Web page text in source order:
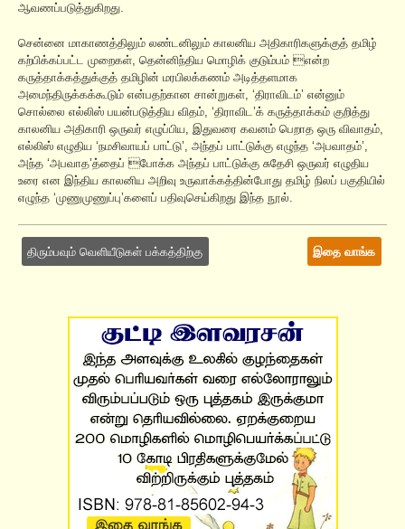
ஆவணப்படுத்துகிறது.
சென்னை மாகாணத்திலும் லண்டனிலும் காலனிய அதிகாரிகளுக்குத் தமிழ்
கற்பிக்கப்பட்ட முறைகள், தென்னிந்திய மொழிக் குடும்பம் என்ற
கருத்தாக்கத்துக்குத் தமிழின் மரபிலக்கணம் அடித்தளமாக
அமைந்திருக்கக்கூடும் என்பதற்கான சான்றுகள், ‘திராவிடம்’ என்னும்
சொல்லை எல்லிஸ் பயன்படுத்திய விதம், ‘திராவிட’க் கருத்தாக்கம் குறித்து
காலனிய அதிகாரி ஒருவர் எழுப்பிய, இதுவரை கவனம் பெறாத ஒரு விவாதம்,
எல்லிஸ் எழுதிய ‘நமசிவாயப் பாட்டு’, அந்தப் பாட்டுக்கு எழுந்த ‘அபவாதம்’,
அந்த ‘அபவாத’த்தைப் போக்க அந்தப் பாட்டுக்கு சுதேசி ஒருவர் எழுதிய
உரை என இந்திய காலனிய அறிவு உருவாக்கத்தின்போது தமிழ் நிலப் பகுதியில்
எழுந்த ‘முணுமுணுப்பு’களைப் பதிவுசெய்கிறது இந்த நூல்.
திரும்பவும் வெளியீடுகள் பக்கத்திற்கு இதை வாங்க